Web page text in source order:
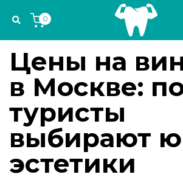
links
navigation
Skip
content
0
IN:
ЭСТЕТИКА И ОРТОДОНТИЯ
Цены на
в Москве:
туристы
выбирают
эстетики
on: